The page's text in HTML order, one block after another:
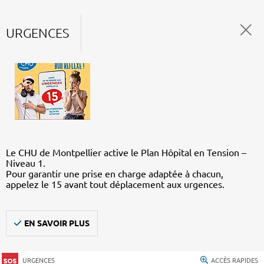
URGENCES
Le CHU de Montpellier active le Plan Hôpital en Tension –
Niveau 1.
Pour garantir une prise en charge adaptée à chacun,
appelez le 15 avant tout déplacement aux urgences.
EN SAVOIR PLUS
URGENCES ACCÈS RAPIDES